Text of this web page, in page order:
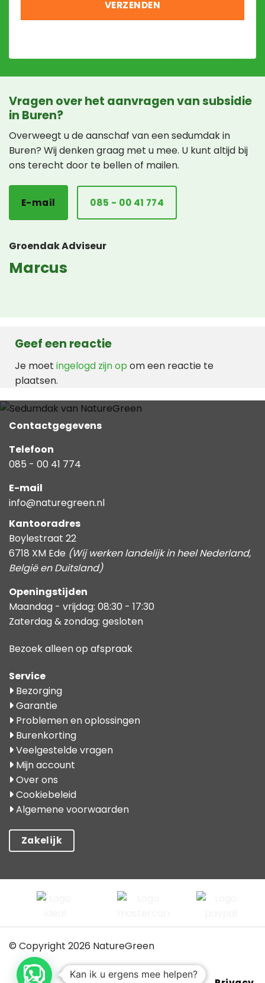
Vragen over het aanvragen van subsidie
in Buren?
Overweegt u de aanschaf van een sedumdak in
Buren? Wij denken graag met u mee. U kunt altijd bij
ons terecht door te bellen of mailen.
E-mail 085 - 00 41 774
Groendak Adviseur
Marcus
Geef een reactie
Je moet ingelogd zijn op om een reactie te
plaatsen.
Contactgegevens
Telefoon
085 - 00 41 774
E-mail
info@naturegreen.nl
Kantooradres
Boylestraat 22
6718 XM Ede (Wij werken landelijk in heel Nederland,
België en Duitsland)
Openingstijden
Maandag - vrijdag: 08:30 - 17:30
Zaterdag & zondag: gesloten
Bezoek alleen op afspraak
Service
Bezorging
Garantie
Problemen en oplossingen
Burenkorting
Veelgestelde vragen
Mijn account
Over ons
Cookiebeleid
Algemene voorwaarden
Zakelijk
© Copyright 2026 NatureGreen
Kan ik u ergens mee helpen?